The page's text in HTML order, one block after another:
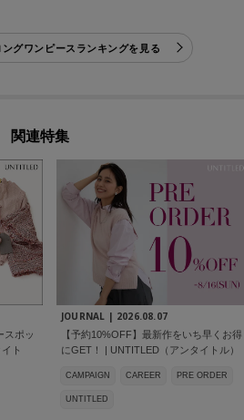
グワンピースランキングを見る
関連特集
スポッ
ト
JOURNAL | 2026.08.07
【予約10%OFF】最新作をいち早くお得
にGET！ | UNTITLED（アンタイトル）
CAMPAIGN CAREER PRE ORDER
UNTITLED